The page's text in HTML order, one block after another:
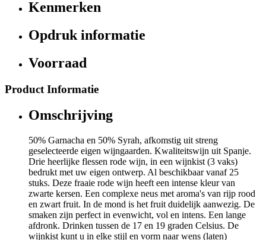
Kenmerken
Opdruk informatie
Voorraad
Product Informatie
Omschrijving
50% Garnacha en 50% Syrah, afkomstig uit streng
geselecteerde eigen wijngaarden. Kwaliteitswijn uit Spanje.
Drie heerlijke flessen rode wijn, in een wijnkist (3 vaks)
bedrukt met uw eigen ontwerp. Al beschikbaar vanaf 25
stuks. Deze fraaie rode wijn heeft een intense kleur van
zwarte kersen. Een complexe neus met aroma's van rijp rood
en zwart fruit. In de mond is het fruit duidelijk aanwezig. De
smaken zijn perfect in evenwicht, vol en intens. Een lange
afdronk. Drinken tussen de 17 en 19 graden Celsius. De
wijnkist kunt u in elke stijl en vorm naar wens (laten)